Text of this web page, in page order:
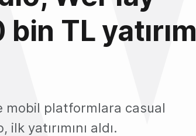
TL yatırım
mobil platformlara casual
yatırımını aldı.